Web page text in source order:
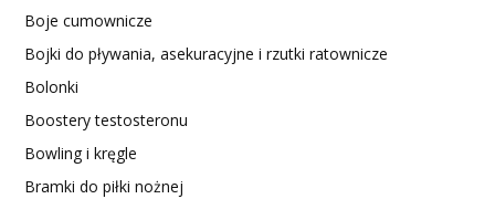
Boje cumownicze
Bojki do pływania, asekuracyjne i rzutki ratownicze
Bolonki
Boostery testosteronu
Bowling i kręgle
Bramki do piłki nożnej